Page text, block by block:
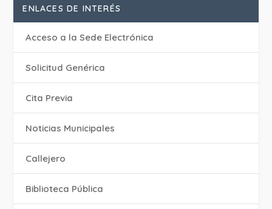
ENLACES DE INTERÉS
Acceso a la Sede Electrónica
Solicitud Genérica
Cita Previa
‎Noticias Municipales
Callejero
Biblioteca Pública